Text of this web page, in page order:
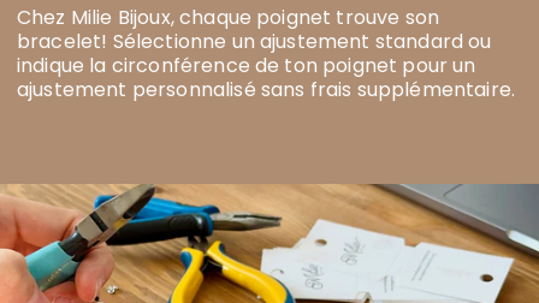
Chez Milie Bijoux, chaque poignet trouve son
bracelet! Sélectionne un ajustement standard ou
indique la circonférence de ton poignet pour un
ajustement personnalisé sans frais supplémentaire.